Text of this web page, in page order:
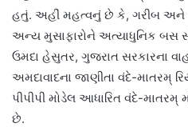
હતું. અહીં મહત્વનું છે કે, ગરીબ અને
અન્ય મુસાફારોને અત્યાધુનિક બસ
ઉમદા હેસુતર, ગુજરાત સરકારના
અમદાવાદના જાણીતા વંદે-માતરમ્
પીપીપી મોડેલ આધારિત વંદે-માતરમ્
છે.